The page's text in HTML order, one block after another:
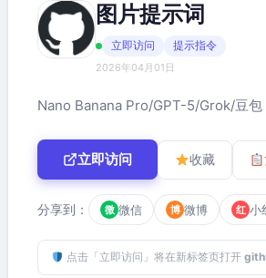
图片提示词
立即访问 提示指令
2026年04月01日
Nano Banana Pro/GPT-5/Grok/豆
立即访问 收藏
分享到： 微 微信 博 微博 红 小
点击「立即访问」将在新标签页打开